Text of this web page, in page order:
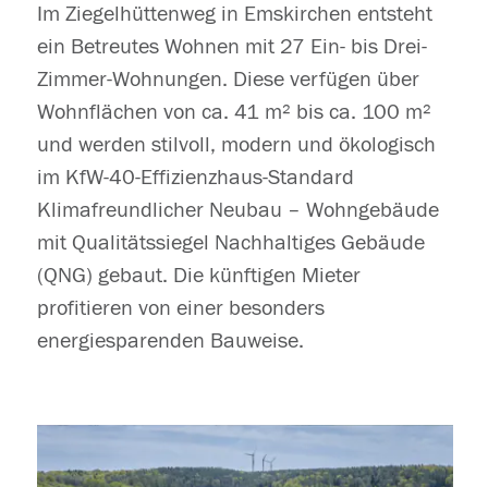
Im Ziegelhüttenweg in Emskirchen entsteht
ein Betreutes Wohnen mit 27 Ein- bis Drei-
Zimmer-Wohnungen. Diese verfügen über
Wohnflächen von ca. 41 m² bis ca. 100 m²
und werden stilvoll, modern und ökologisch
im KfW-40-Effizienzhaus-Standard
Klimafreundlicher Neubau – Wohngebäude
mit Qualitätssiegel Nachhaltiges Gebäude
(QNG) gebaut. Die künftigen Mieter
profitieren von einer besonders
energiesparenden Bauweise.